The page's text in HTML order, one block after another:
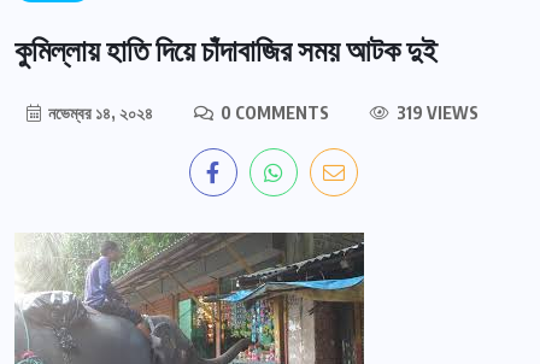
কুমিল্লায় হাতি দিয়ে চাঁদাবাজির সময় আটক দুই
নভেম্বর ১৪, ২০২৪ 0 COMMENTS 319 VIEWS